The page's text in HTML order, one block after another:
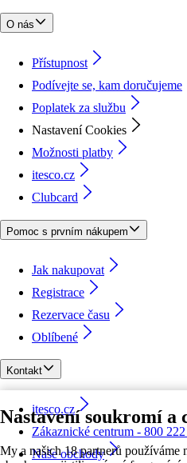
Nastavení soukromí a
My a našich 18 partnerů používáme
O nás
Přístupnost
Podívejte se, kam doručujeme
Poplatek za službu
Nastavení Cookies
Možnosti platby
itesco.cz
Clubcard
Pomoc s prvním nákupem
Jak nakupovat
Registrace
Rezervace času
Oblíbené
Kontakt
itesco.cz
Zákaznické centrum - 800
Naše obchody